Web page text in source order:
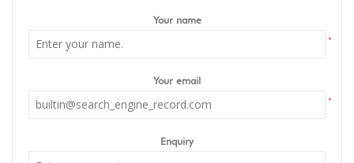
Your name
*
Your email
*
Enquiry